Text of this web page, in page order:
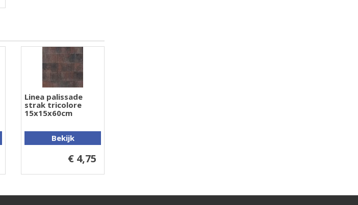
Linea palissade
strak tricolore
15x15x60cm
Bekijk
€ 4,75